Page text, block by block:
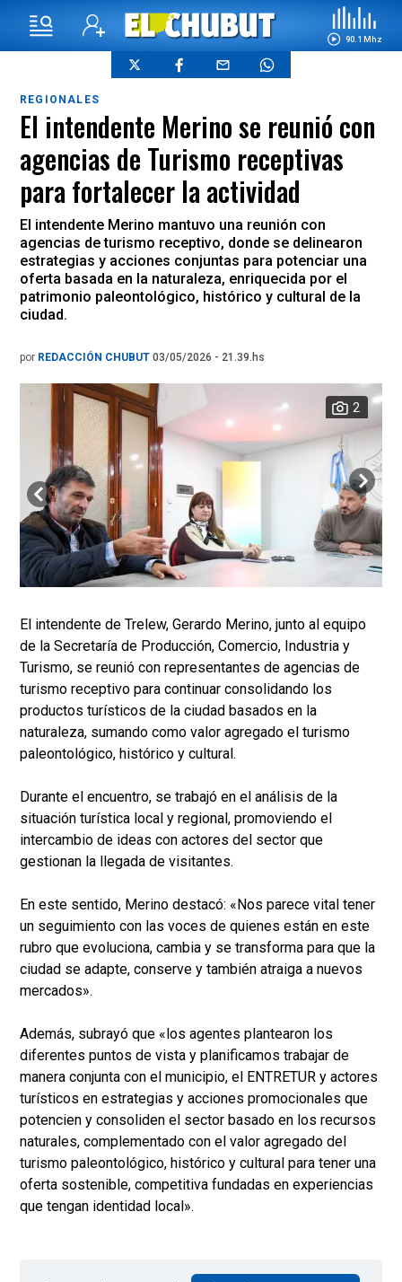
90.1 Mhz
REGIONALES
El intendente Merino se reunió con
agencias de Turismo receptivas
para fortalecer la actividad
El intendente Merino mantuvo una reunión con
agencias de turismo receptivo, donde se delinearon
estrategias y acciones conjuntas para potenciar una
oferta basada en la naturaleza, enriquecida por el
patrimonio paleontológico, histórico y cultural de la
ciudad.
por REDACCIÓN CHUBUT 03/05/2026 - 21.39.hs
2
El intendente de Trelew, Gerardo Merino, junto al equipo
de la Secretaría de Producción, Comercio, Industria y
Turismo, se reunió con representantes de agencias de
turismo receptivo para continuar consolidando los
productos turísticos de la ciudad basados en la
naturaleza, sumando como valor agregado el turismo
paleontológico, histórico y cultural.
Durante el encuentro, se trabajó en el análisis de la
situación turística local y regional, promoviendo el
intercambio de ideas con actores del sector que
gestionan la llegada de visitantes.
En este sentido, Merino destacó: «Nos parece vital tener
un seguimiento con las voces de quienes están en este
rubro que evoluciona, cambia y se transforma para que la
ciudad se adapte, conserve y también atraiga a nuevos
mercados».
Además, subrayó que «los agentes plantearon los
diferentes puntos de vista y planificamos trabajar de
manera conjunta con el municipio, el ENTRETUR y actores
turísticos en estrategias y acciones promocionales que
potencien y consoliden el sector basado en los recursos
naturales, complementado con el valor agregado del
turismo paleontológico, histórico y cultural para tener una
oferta sostenible, competitiva fundadas en experiencias
que tengan identidad local».